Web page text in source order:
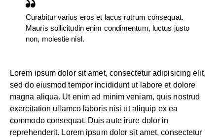
Curabitur varius eros et lacus rutrum consequat.
Mauris sollicitudin enim condimentum, luctus justo
non, molestie nisl.
Lorem ipsum dolor sit amet, consectetur adipisicing elit,
sed do eiusmod tempor incididunt ut labore et dolore
magna aliqua. Ut enim ad minim veniam, quis nostrud
exercitation ullamco laboris nisi ut aliquip ex ea
commodo consequat. Duis aute irure dolor in
reprehenderit. Lorem ipsum dolor sit amet, consectetur